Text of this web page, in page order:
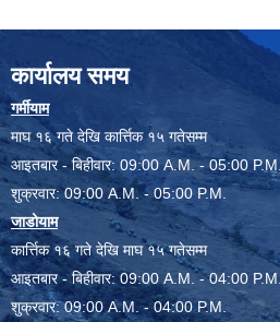
कार्यालय समय
गर्मीयाम
माघ १६ गते देखि कार्त्तिक १५ गतेसम्म
आइतबार - बिहीवार: 09:00 A.M. - 05:00 P.M.
शुक्रवार: 09:00 A.M. - 05:00 P.M.
जाडोयाम
कार्त्तिक १६ गते देखि माघ १५ गतेसम्म
आइतबार - बिहीवार: 09:00 A.M. - 04:00 P.M.
शुक्रवार: 09:00 A.M. - 04:00 P.M.